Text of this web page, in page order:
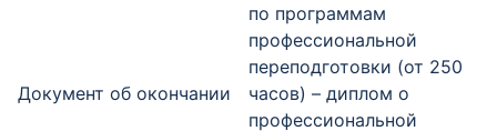
Документ об окончании
по программам
профессиональной
переподготовки (от 250
часов) – диплом о
профессиональной